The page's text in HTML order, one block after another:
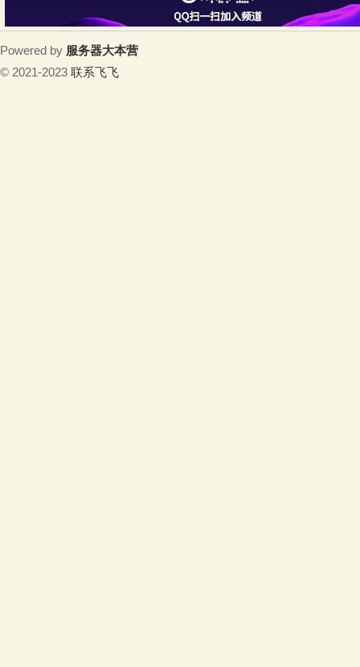
Powered by 服务器大本营
© 2021-2023 联系飞飞